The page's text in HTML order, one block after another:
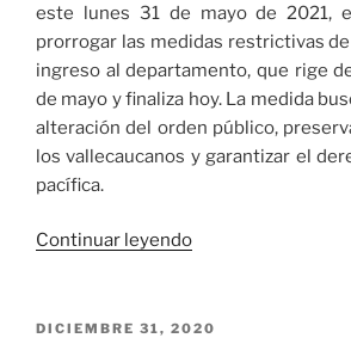
este lunes 31 de mayo de 2021,
prorrogar las medidas restrictivas
ingreso al departamento, que rige
de mayo y finaliza hoy. La medida
alteración del orden público,
los vallecaucanos y garantizar el
pacífica.
Continuar leyendo«Gobierno
extiende
PUBLICADO
DICIEMBRE 31, 2020